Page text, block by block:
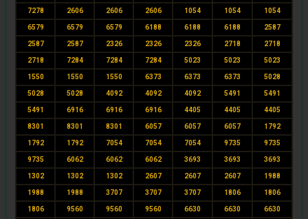
7278 2606 2606 2606 1054 1054 1054
6579 6579 6579 6188 6188 6188 2587
2587 2587 2326 2326 2326 2718 2718
2718 7284 7284 7284 5023 5023 5023
1550 1550 1550 6373 6373 6373 5028
5028 5028 4092 4092 4092 5491 5491
5491 6916 6916 6916 4405 4405 4405
8301 8301 8301 6057 6057 6057 1792
1792 1792 7054 7054 7054 9735 9735
9735 6062 6062 6062 3693 3693 3693
1302 1302 1302 2607 2607 2607 1988
1988 1988 3707 3707 3707 1806 1806
1806 9560 9560 9560 6630 6630 6630